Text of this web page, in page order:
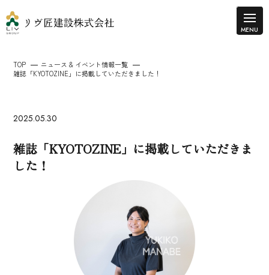
TOP
ニュース & イベント情報一覧
雑誌「KYOTOZINE」に掲載していただきました！
2025.05.30
雑誌「KYOTOZINE」に掲載していただきま
した！